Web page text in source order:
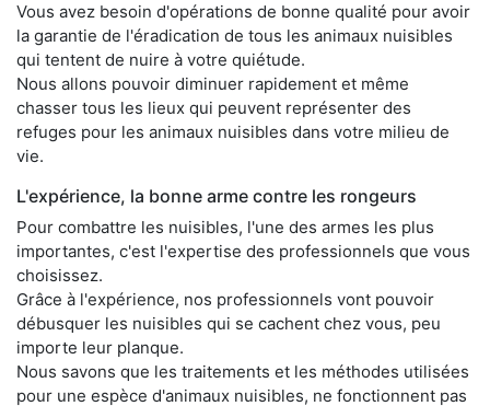
Vous avez besoin d'opérations de bonne qualité pour avoir
la garantie de l'éradication de tous les animaux nuisibles
qui tentent de nuire à votre quiétude.
Nous allons pouvoir diminuer rapidement et même
chasser tous les lieux qui peuvent représenter des
refuges pour les animaux nuisibles dans votre milieu de
vie.
L'expérience, la bonne arme contre les rongeurs
Pour combattre les nuisibles, l'une des armes les plus
importantes, c'est l'expertise des professionnels que vous
choisissez.
Grâce à l'expérience, nos professionnels vont pouvoir
débusquer les nuisibles qui se cachent chez vous, peu
importe leur planque.
Nous savons que les traitements et les méthodes utilisées
pour une espèce d'animaux nuisibles, ne fonctionnent pas